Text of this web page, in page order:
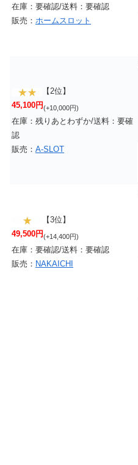
在庫：要確認/送料：要確認
販売： ホームスロット
【2位】
45,100円(+10,000円)
在庫：残りあとわずか/送料：要確
認
販売： A-SLOT
【3位】
49,500円(+14,400円)
在庫：要確認/送料：要確認
販売： NAKAICHI